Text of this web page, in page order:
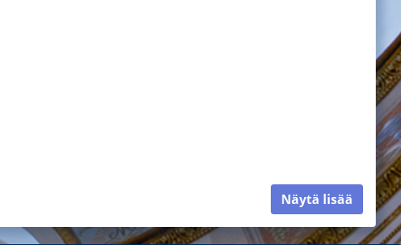
Näytä lisää